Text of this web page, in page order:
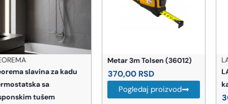
Metar 3m Tolsen (36012)
370,00RSD
Pogledaj proizvod
LAUFEN
LAUFEN Pro Marbond tuš
kada 80×80 cm
30.276,00RSD–